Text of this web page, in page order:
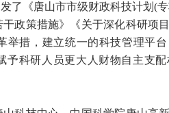
《唐山市市级财政科技计划(专
政策措施》《关于深化科研项
举措，建立统一的科技管理平
予科研人员更大人财物自主支